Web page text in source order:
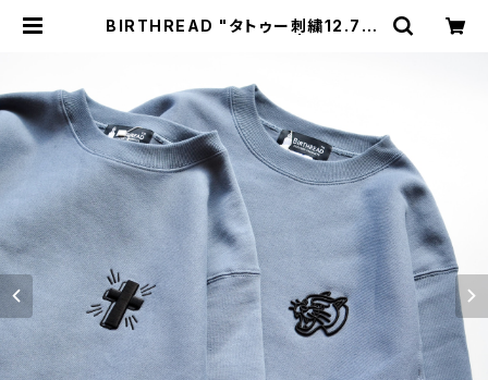
BIRTHREAD "タトゥー刺繍12.7oz